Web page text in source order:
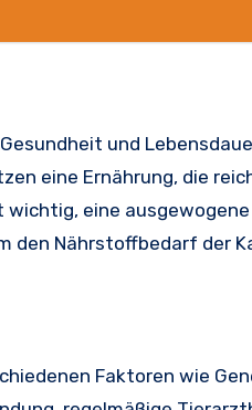
und
eine Ernährung, die
wichtig, eine
den Nährstoffbedarf der
Faktoren wie